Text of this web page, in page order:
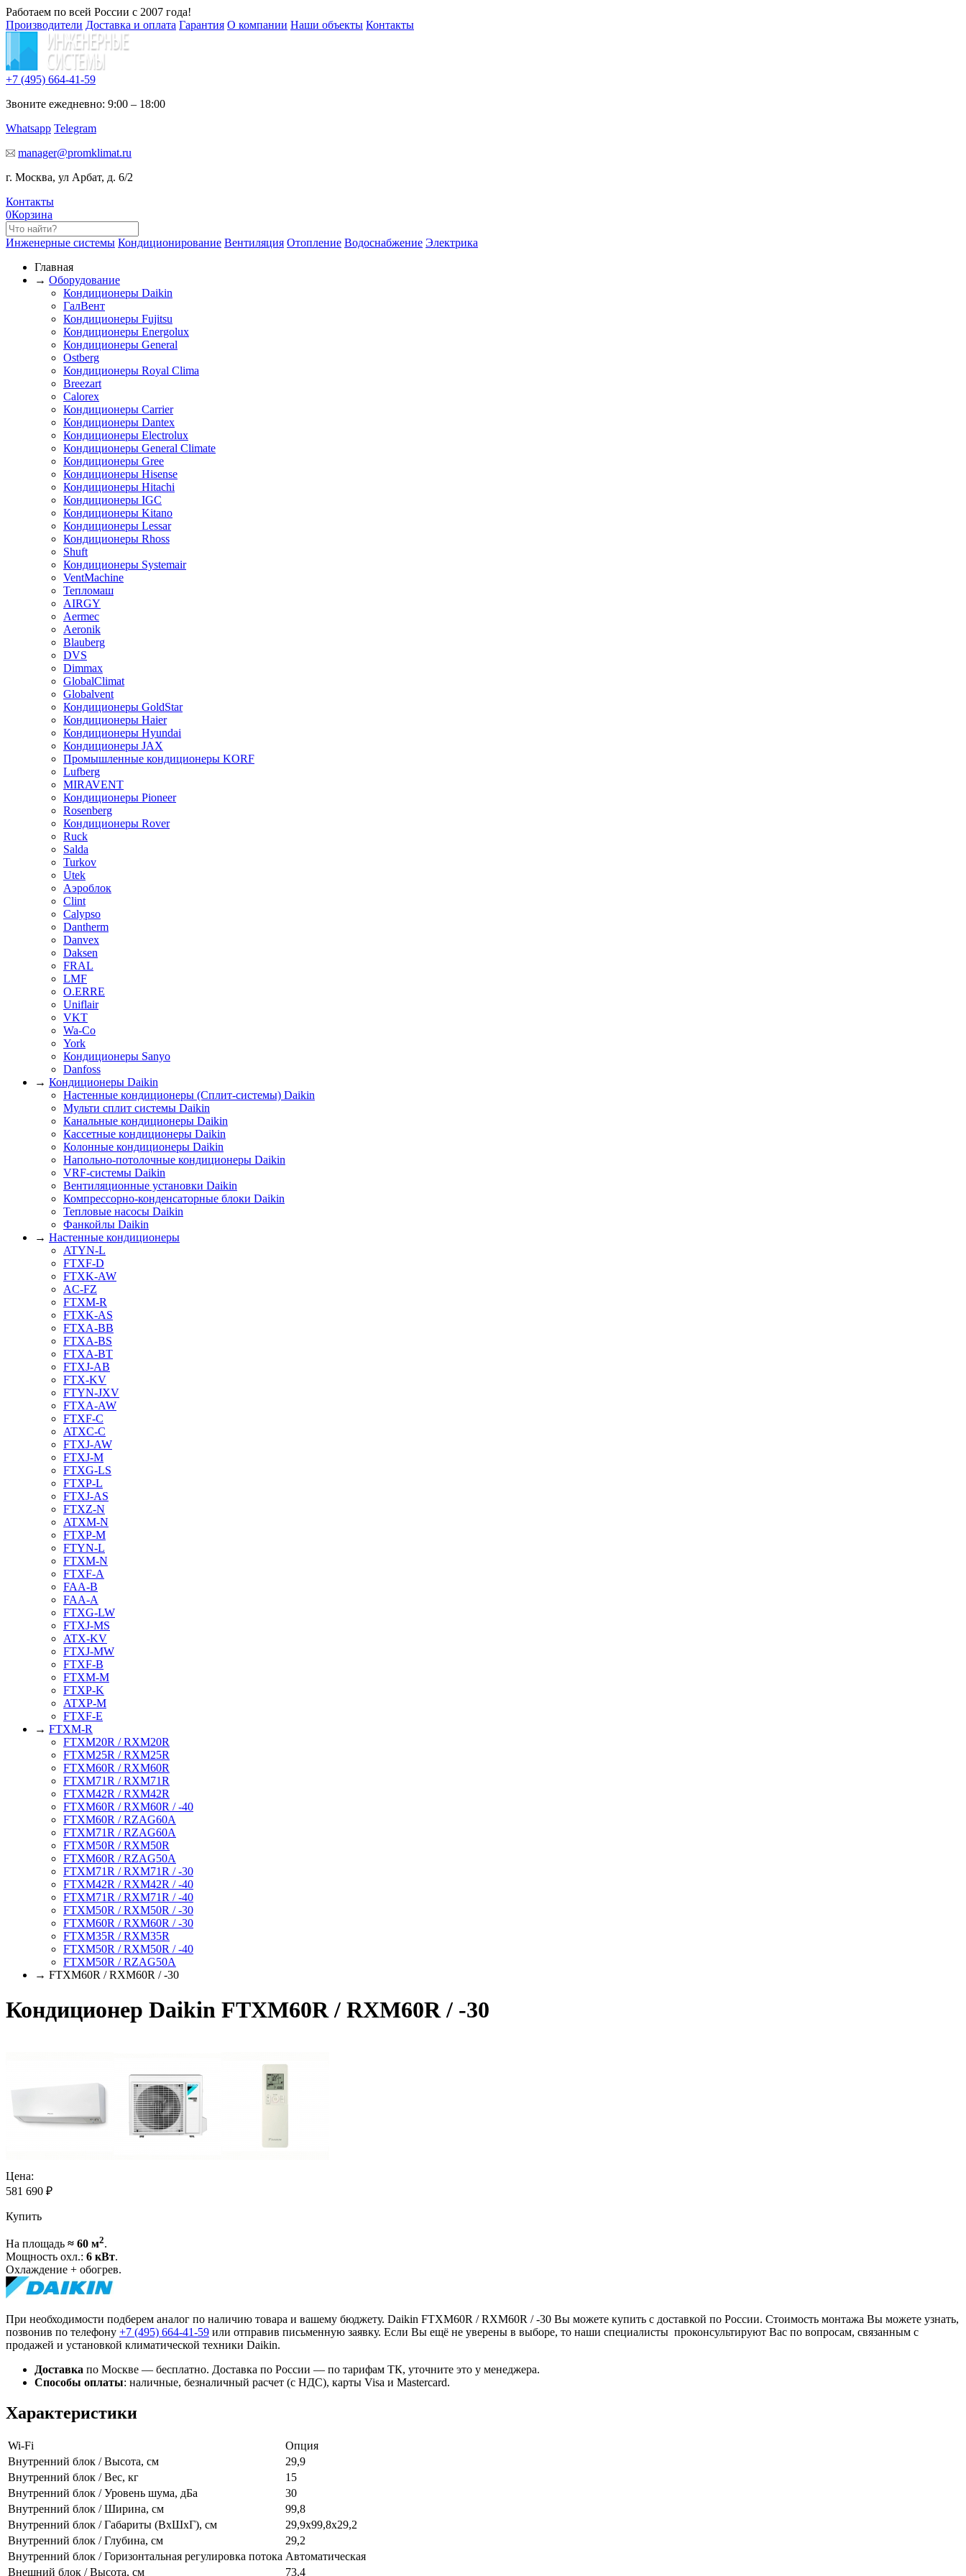
Работаем по всей России с 2007 года!
Производители Доставка и оплата Гарантия О компании Наши объекты Контакты
+7 (495) 664-41-59
Звоните ежедневно: 9:00 – 18:00
Whatsapp Telegram
manager@promklimat.ru
г. Москва, ул Арбат, д. 6/2
Контакты
0Корзина
Инженерные системы Кондиционирование Вентиляция Отопление Водоснабжение Электрика
Главная
→ Оборудование
Кондиционеры Daikin
ГалВент
Кондиционеры Fujitsu
Кондиционеры Energolux
Кондиционеры General
Ostberg
Кондиционеры Royal Clima
Breezart
Calorex
Кондиционеры Carrier
Кондиционеры Dantex
Кондиционеры Electrolux
Кондиционеры General Climate
Кондиционеры Gree
Кондиционеры Hisense
Кондиционеры Hitachi
Кондиционеры IGC
Кондиционеры Kitano
Кондиционеры Lessar
Кондиционеры Rhoss
Shuft
Кондиционеры Systemair
VentMachine
Тепломаш
AIRGY
Aermec
Aeronik
Blauberg
DVS
Dimmax
GlobalClimat
Globalvent
Кондиционеры GoldStar
Кондиционеры Haier
Кондиционеры Hyundai
Кондиционеры JAX
Промышленные кондиционеры KORF
Lufberg
MIRAVENT
Кондиционеры Pioneer
Rosenberg
Кондиционеры Rover
Ruck
Salda
Turkov
Utek
Аэроблок
Clint
Calypso
Dantherm
Danvex
Daksen
FRAL
LMF
O.ERRE
Uniflair
VKT
Wa-Co
York
Кондиционеры Sanyo
Danfoss
→ Кондиционеры Daikin
Настенные кондиционеры (Сплит-системы) Daikin
Мульти сплит системы Daikin
Канальные кондиционеры Daikin
Кассетные кондиционеры Daikin
Колонные кондиционеры Daikin
Напольно-потолочные кондиционеры Daikin
VRF-системы Daikin
Вентиляционные установки Daikin
Компрессорно-конденсаторные блоки Daikin
Тепловые насосы Daikin
Фанкойлы Daikin
→ Настенные кондиционеры
ATYN-L
FTXF-D
FTXK-AW
AC-FZ
FTXM-R
FTXK-AS
FTXA-BB
FTXA-BS
FTXA-BT
FTXJ-AB
FTX-KV
FTYN-JXV
FTXA-AW
FTXF-C
ATXC-C
FTXJ-AW
FTXJ-M
FTXG-LS
FTXP-L
FTXJ-AS
FTXZ-N
ATXM-N
FTXP-M
FTYN-L
FTXM-N
FTXF-A
FAA-B
FAA-A
FTXG-LW
FTXJ-MS
ATX-KV
FTXJ-MW
FTXF-B
FTXM-M
FTXP-K
ATXP-M
FTXF-E
→ FTXM-R
FTXM20R / RXM20R
FTXM25R / RXM25R
FTXM60R / RXM60R
FTXM71R / RXM71R
FTXM42R / RXM42R
FTXM60R / RXM60R / -40
FTXM60R / RZAG60A
FTXM71R / RZAG60A
FTXM50R / RXM50R
FTXM60R / RZAG50A
FTXM71R / RXM71R / -30
FTXM42R / RXM42R / -40
FTXM71R / RXM71R / -40
FTXM50R / RXM50R / -30
FTXM60R / RXM60R / -30
FTXM35R / RXM35R
FTXM50R / RXM50R / -40
FTXM50R / RZAG50A
→ FTXM60R / RXM60R / -30
Кондиционер Daikin FTXM60R / RXM60R / -30
Цена:
581 690 ₽
Купить
На площадь ≈ 60 м2.
Мощность охл.: 6 кВт.
Охлаждение + обогрев.
При необходимости подберем аналог по наличию товара и вашему бюджету. Daikin FTXM60R / RXM60R / -30 Вы можете купить с доставкой по России. Стоимость монтажа Вы можете узнать,
позвонив по телефону +7 (495) 664-41-59 или отправив письменную заявку. Если Вы ещё не уверены в выборе, то наши специалисты проконсультируют Вас по вопросам, связанным с
продажей и установкой климатической техники Daikin.
Доставка по Москве — бесплатно. Доставка по России — по тарифам ТК, уточните это у менеджера.
Способы оплаты: наличные, безналичный расчет (с НДС), карты Visa и Mastercard.
Характеристики
Wi-Fi
Опция
Внутренний блок / Высота, см
29,9
Внутренний блок / Вес, кг
15
Внутренний блок / Уровень шума, дБа
30
Внутренний блок / Ширина, см
99,8
Внутренний блок / Габариты (ВхШхГ), см
29,9x99,8x29,2
Внутренний блок / Глубина, см
29,2
Внутренний блок / Горизонтальная регулировка потока Автоматическая
Внешний блок / Высота, см
73,4